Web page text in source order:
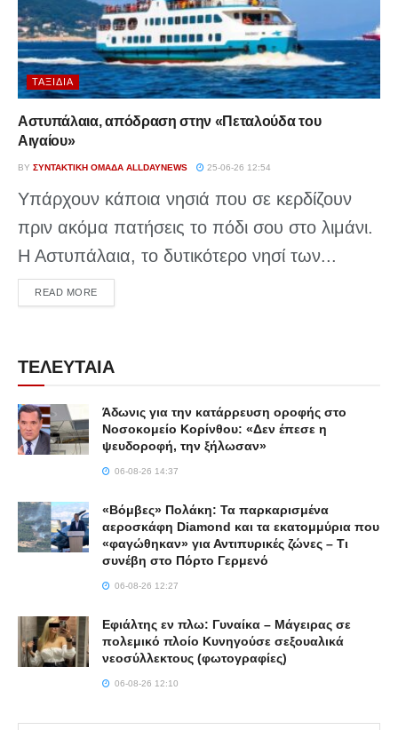
ΤΑΞΊΔΙΑ
Αστυπάλαια, απόδραση στην «Πεταλούδα του
Αιγαίου»
BY ΣΥΝΤΑΚΤΙΚΉ ΟΜΆΔΑ ALLDAYNEWS 25-06-26 12:54
Υπάρχουν κάποια νησιά που σε κερδίζουν
πριν ακόμα πατήσεις το πόδι σου στο λιμάνι.
Η Αστυπάλαια, το δυτικότερο νησί των...
READ MOREDETAILS
ΤΕΛΕΥΤΑΙΑ
Άδωνις για την κατάρρευση οροφής στο
Νοσοκομείο Κορίνθου: «Δεν έπεσε η
ψευδοροφή, την ξήλωσαν»
06-08-26 14:37
«Βόμβες» Πολάκη: Τα παρκαρισμένα
αεροσκάφη Diamond και τα εκατομμύρια που
«φαγώθηκαν» για Αντιπυρικές ζώνες – Τι
συνέβη στο Πόρτο Γερμενό
06-08-26 12:27
Εφιάλτης εν πλω: Γυναίκα – Μάγειρας σε
πολεμικό πλοίο Κυνηγούσε σεξουαλικά
νεοσύλλεκτους (φωτογραφίες)
06-08-26 12:10